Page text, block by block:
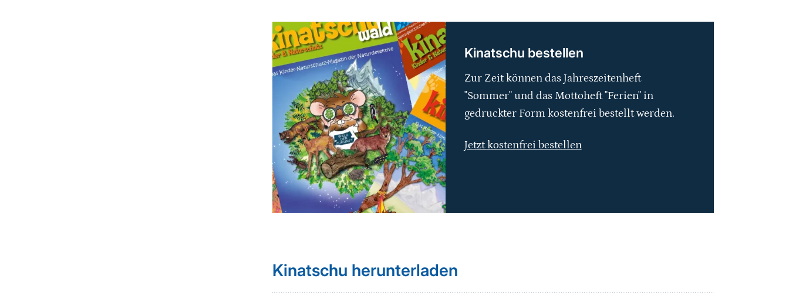
weiterführender
Inhalt
Kinatschu bestellen
Zur Zeit können das Jahreszeitenheft
"Sommer" und das Mottoheft "Ferien" in
gedruckter Form kostenfrei bestellt werden.
Jetzt kostenfrei bestellen
Kinatschu herunterladen